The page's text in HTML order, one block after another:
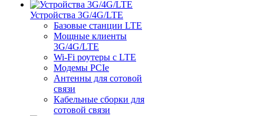
Устройства 3G/4G/LTE
Базовые станции LTE
Мощные клиенты
3G/4G/LTE
Wi-Fi роутеры с LTE
Модемы PCIe
Антенны для сотовой
связи
Кабельные сборки для
сотовой связи